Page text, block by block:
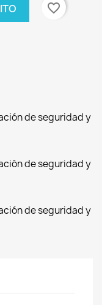
favorite_border
de seguridad y
de seguridad y
de seguridad y